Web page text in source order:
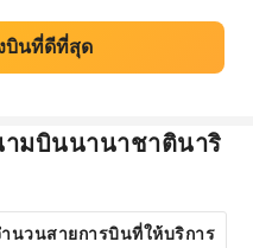
บินที่ดีที่สุด
มบินนานาชาตินาริ
นวนสายการบินที่ให้บริการ